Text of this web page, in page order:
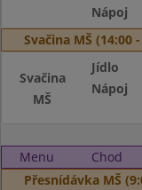
Nápoj
Svačina MŠ (14:00
Svačina
MŠ
Jídlo
Nápoj
Menu Chod
Přesnídávka MŠ